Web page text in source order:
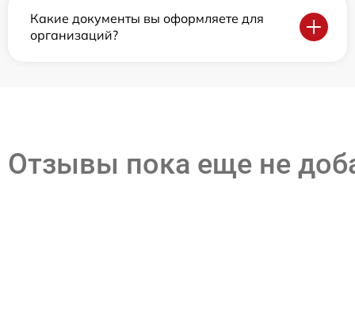
Какие документы вы оформляете для
организаций?
Отзывы пока еще не